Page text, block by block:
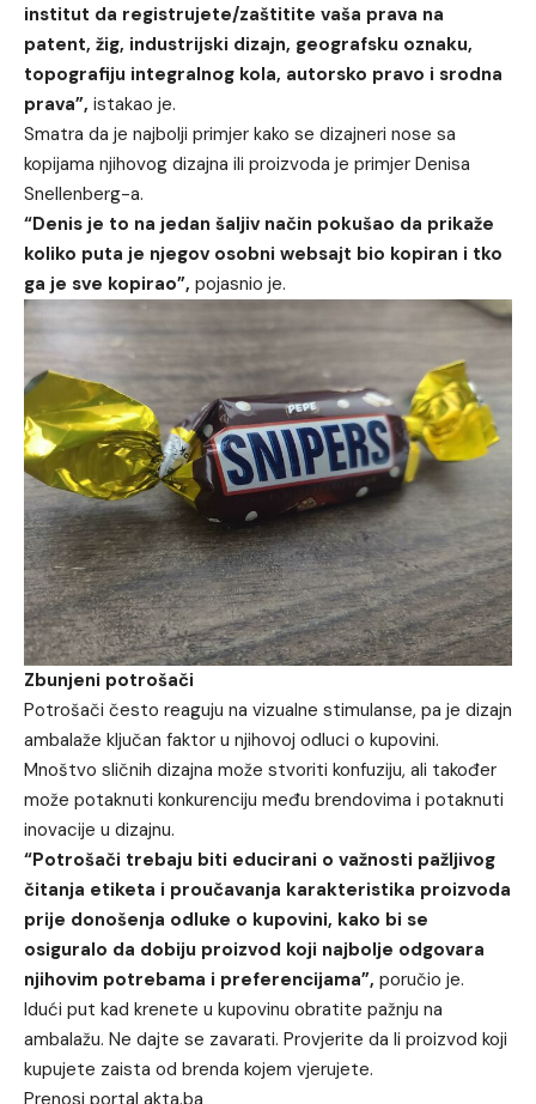
institut da registrujete/zaštitite vaša prava na
patent, žig, industrijski dizajn, geografsku oznaku,
topografiju integralnog kola, autorsko pravo i srodna
prava”, istakao je.
Smatra da je najbolji primjer kako se dizajneri nose sa
kopijama njihovog dizajna ili proizvoda je primjer Denisa
Snellenberg-a.
“Denis je to na jedan šaljiv način pokušao da prikaže
koliko puta je njegov osobni websajt bio kopiran i tko
ga je sve kopirao”, pojasnio je.
Zbunjeni potrošači
Potrošači često reaguju na vizualne stimulanse, pa je dizajn
ambalaže ključan faktor u njihovoj odluci o kupovini.
Mnoštvo sličnih dizajna može stvoriti konfuziju, ali također
može potaknuti konkurenciju među brendovima i potaknuti
inovacije u dizajnu.
“Potrošači trebaju biti educirani o važnosti pažljivog
čitanja etiketa i proučavanja karakteristika proizvoda
prije donošenja odluke o kupovini, kako bi se
osiguralo da dobiju proizvod koji najbolje odgovara
njihovim potrebama i preferencijama”, poručio je.
Idući put kad krenete u kupovinu obratite pažnju na
ambalažu. Ne dajte se zavarati. Provjerite da li proizvod koji
kupujete zaista od brenda kojem vjerujete.
Prenosi portal akta.ba